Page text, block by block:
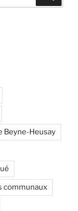
Beyne-Heusay
communaux